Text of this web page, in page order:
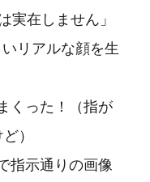
実在しません」
リアルな顔を生
くった！（指が
）
指示通りの画像